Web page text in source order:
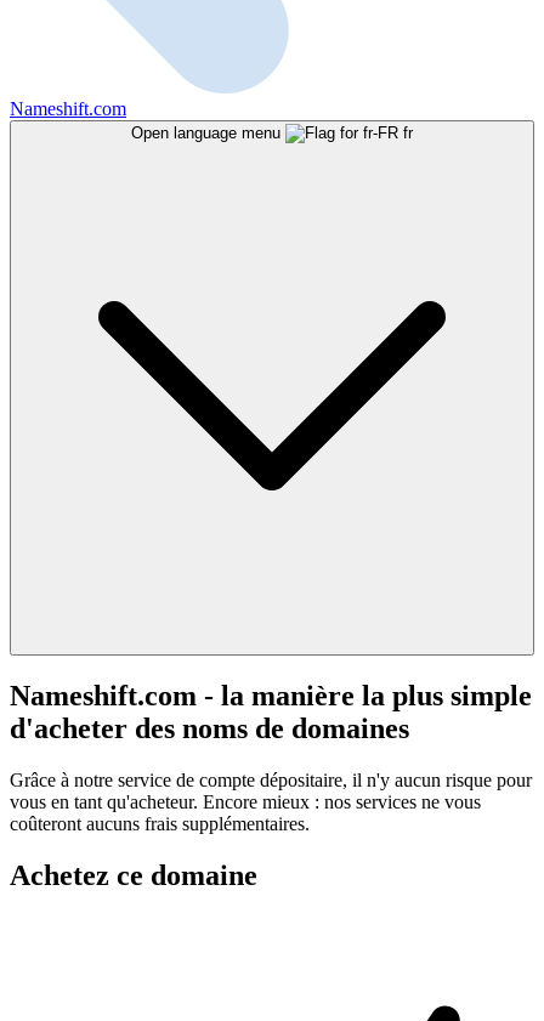
Nameshift.com
Open language menu fr
Nameshift.com - la manière la plus simple
d'acheter des noms de domaines
Grâce à notre service de compte dépositaire, il n'y aucun risque pour
vous en tant qu'acheteur. Encore mieux : nos services ne vous
coûteront aucuns frais supplémentaires.
Achetez ce domaine